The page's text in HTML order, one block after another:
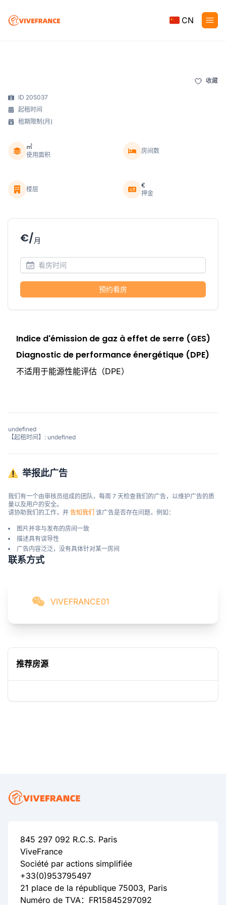
CN
收藏
ID 205037
起租时间
租期限制(月)
㎡
使用面积
房间数
楼层
€
押金
€/月
预约看房
Indice d'émission de gaz à effet de serre (GES)
Diagnostic de performance énergétique (DPE)
不适用于能源性能评估（DPE）
undefined
【起租时间】: undefined
举报此广告
我们有一个由审核员组成的团队，每周 7 天检查我们的广告，以维护广告的质
量以及用户的安全。
请协助我们的工作，并 告知我们 该广告是否存在问题，例如：
图片并非与发布的房间一致
描述具有误导性
广告内容泛泛，没有具体针对某一房间
联系方式
VIVEFRANCE01
推荐房源
845 297 092 R.C.S. Paris
ViveFrance
Société par actions simplifiée
+33(0)953795497
21 place de la république 75003, Paris
Numéro de TVA：FR15845297092